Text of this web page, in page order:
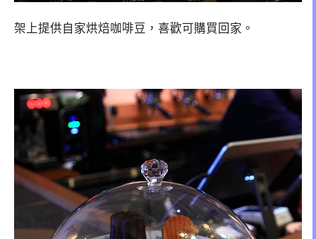
架上提供自家烘焙咖啡豆，喜歡可購買回家。